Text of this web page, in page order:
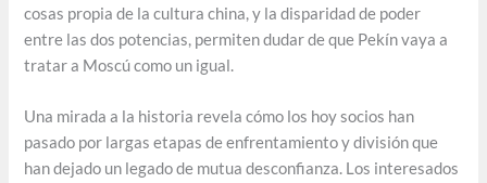
cosas propia de la cultura china, y la disparidad de poder
entre las dos potencias, permiten dudar de que Pekín vaya a
tratar a Moscú como un igual.
Una mirada a la historia revela cómo los hoy socios han
pasado por largas etapas de enfrentamiento y división que
han dejado un legado de mutua desconfianza. Los interesados